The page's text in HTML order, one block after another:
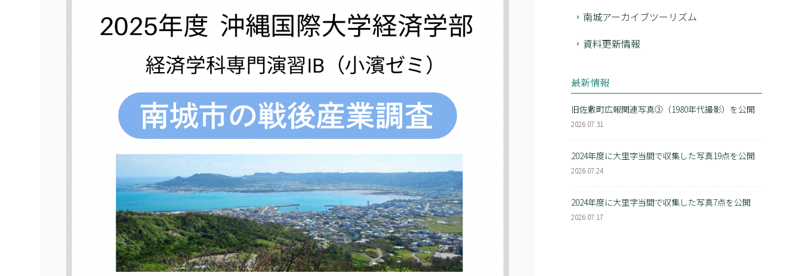
南城アーカイブツーリズム
資料更新情報
最新情報
旧佐敷町広報関連写真③（1980年代撮影）を公開
2026.07.31
2024年度に大里字当間で収集した写真19点を公開
2026.07.24
2024年度に大里字当間で収集した写真7点を公開
2026.07.17